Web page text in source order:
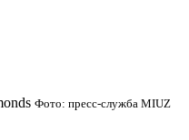
Фото: пресс-служба MIUZ